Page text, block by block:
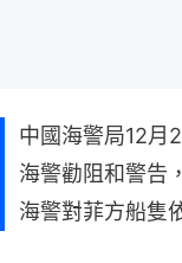
中國海警局12月
海警勸阻和警告
海警對菲方船隻